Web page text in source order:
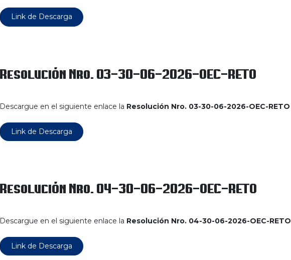
Link de Descarga
Resolución Nro. 03-30-06-2026-OEC-RETO
Descargue en el siguiente enlace la Resolución Nro. 03-30-06-2026-OEC-RETO
Link de Descarga
Resolución Nro. 04-30-06-2026-OEC-RETO
Descargue en el siguiente enlace la Resolución Nro. 04-30-06-2026-OEC-RETO​
Link de Descarga